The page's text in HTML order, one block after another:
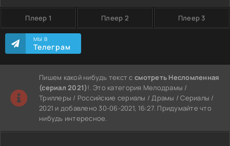
Плеер 1 Плеер 2 Плеер 3
МЫ В
Телеграм
Пишем какой нибудь текст ссмотреть Несломленная
(сериал 2021)!. Это категория Мелодрамы /
Триллеры / Российские сериалы / Драмы / Сериалы /
2021 и добавлено 30-06-2021, 16:27. Придумайте что
нибудь интересное.